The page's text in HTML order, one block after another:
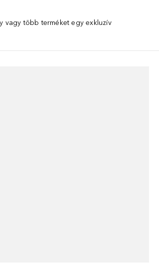
vagy több terméket egy exkluzív